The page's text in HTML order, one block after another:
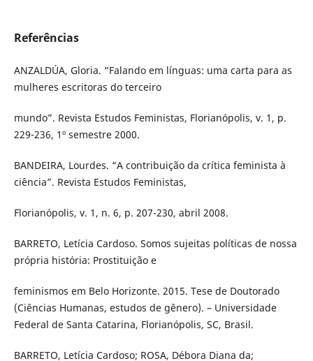
Referências
ANZALDÚA, Gloria. “Falando em línguas: uma carta para as
mulheres escritoras do terceiro
mundo”. Revista Estudos Feministas, Florianópolis, v. 1, p.
229-236, 1º semestre 2000.
BANDEIRA, Lourdes. “A contribuição da crítica feminista à
ciência”. Revista Estudos Feministas,
Florianópolis, v. 1, n. 6, p. 207-230, abril 2008.
BARRETO, Letícia Cardoso. Somos sujeitas políticas de nossa
própria história: Prostituição e
feminismos em Belo Horizonte. 2015. Tese de Doutorado
(Ciências Humanas, estudos de gênero). – Universidade
Federal de Santa Catarina, Florianópolis, SC, Brasil.
BARRETO, Letícia Cardoso; ROSA, Débora Diana da;